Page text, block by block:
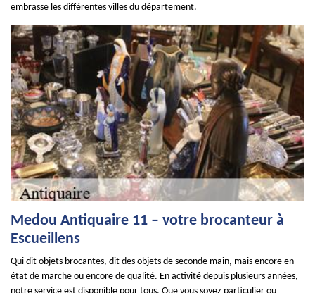
embrasse les différentes villes du département.
Medou Antiquaire 11 – votre brocanteur à
Escueillens
Qui dit objets brocantes, dit des objets de seconde main, mais encore en
état de marche ou encore de qualité. En activité depuis plusieurs années,